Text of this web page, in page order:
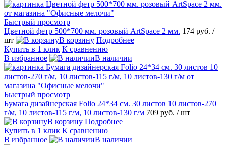
Быстрый просмотр
Цветной фетр 500*700 мм. розовый ArtSpace 2 мм. 174 руб. /
шт
В корзину Подробнее
Купить в 1 клик К сравнению
В избранное
В наличии
Быстрый просмотр
Бумага дизайнерская Folio 24*34 см. 30 листов 10 листов-270
г/м, 10 листов-115 г/м, 10 листов-130 г/м 709 руб. / шт
В корзину Подробнее
Купить в 1 клик К сравнению
В избранное
В наличии